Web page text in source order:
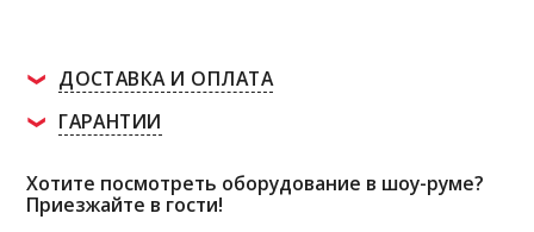
ДОСТАВКА И ОПЛАТА
ГАРАНТИИ
Хотите посмотреть оборудование в шоу-руме?
Приезжайте в гости!